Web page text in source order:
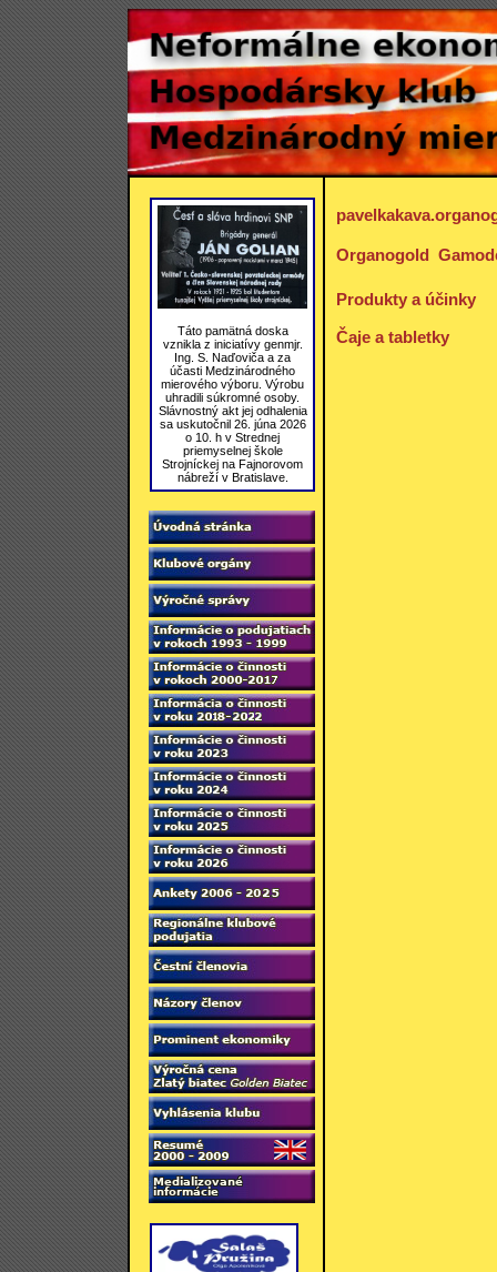
Táto pamätná doska
vznikla z iniciatívy genmjr.
Ing. S. Naďoviča a za
účasti Medzinárodného
mierového výboru. Výrobu
uhradili súkromné osoby.
Slávnostný akt jej odhalenia
sa uskutočnil 26. júna 2026
o 10. h v Strednej
priemyselnej škole
Strojníckej na Fajnorovom
nábreží v Bratislave.
Organogold 
Produkty a účinky
Čaje a tabletky